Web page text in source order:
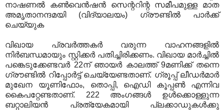
നാഷണല്‍ കണ്‍വെന്‍ഷന്‍ സെന്ററിന്റ സമീപമുള്ള മാത
അമൃതാനന്ദമയി (വിദ്യാലയം) ഗ്രൗണ്ടില്‍ പാര്‍ക്ക്
ചെയ്യുക
വിഖായ പ്രവര്‍ത്തകര്‍ വരുന്ന വാഹനങ്ങളില്‍
നിര്‍ബന്ധമായും സ്റ്റിക്കര്‍ പതിച്ചിരിക്കണം. വിഖായ മാര്‍ച്ചില്‍
പങ്കെടുക്കേണ്ടവര്‍ 22ന് ഞായര്‍ കാലത്ത് 9മണിക്ക് തന്നെ
ഗ്രൗണ്ടില്‍ റിപ്പോര്‍ട്ട് ചെയ്യേണ്ടതാണ്. ഗ്രൂപ്പ് ലീഡര്‍മാര്‍
മുഖേന യൂണിഫോം, തൊപ്പി, ഐഡി കൂപ്പണ്‍ എന്നിവ
കൈപറ്റേണ്ടതാണ്. 222 അംഗങ്ങള്‍ ഉള്‍ക്കൊള്ളുന്ന
ബറ്റാലിയന്‍ പ്രത്യേകമായി പ്ലക്കാഡുകള്‍ക്കു